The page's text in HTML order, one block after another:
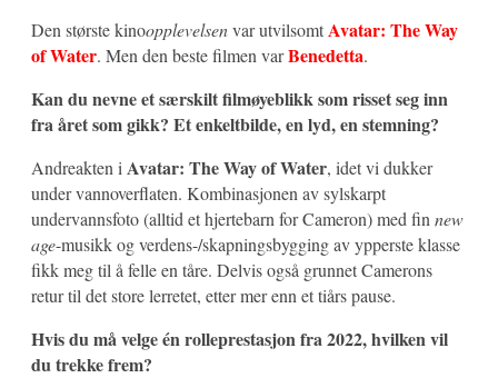
Den største kinoopplevelsenvar utvilsomtAvatar: The Way
of Water. Men den beste filmen varBenedetta.
Kan du nevne et særskilt filmøyeblikk som risset seg inn
fra året som gikk? Et enkeltbilde, en lyd, en stemning?
Andreakten i Avatar: The Way of Water, idet vi dukker
under vannoverflaten. Kombinasjonen av sylskarpt
undervannsfoto (alltid et hjertebarn for Cameron) med fin new
age-musikk og verdens-/skapningsbygging av ypperste klasse
fikk meg til å felle en tåre. Delvis også grunnet Camerons
retur til det store lerretet, etter mer enn et tiårs pause.
Hvis du må velge én rolleprestasjon fra 2022, hvilken vil
du trekke frem?